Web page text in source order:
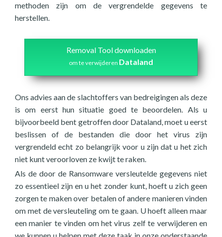
methoden zijn om de vergrendelde gegevens te
herstellen.
Removal Tool downloaden
om te verwijderen Dataland
Ons advies aan de slachtoffers van bedreigingen als deze
is om eerst hun situatie goed te beoordelen. Als u
bijvoorbeeld bent getroffen door Dataland, moet u eerst
beslissen of de bestanden die door het virus zijn
vergrendeld echt zo belangrijk voor u zijn dat u het zich
niet kunt veroorloven ze kwijt te raken.
Als de door de Ransomware versleutelde gegevens niet
zo essentieel zijn en u het zonder kunt, hoeft u zich geen
zorgen te maken over betalen of andere manieren vinden
om met de versleuteling om te gaan. U hoeft alleen maar
een manier te vinden om het virus zelf te verwijderen en